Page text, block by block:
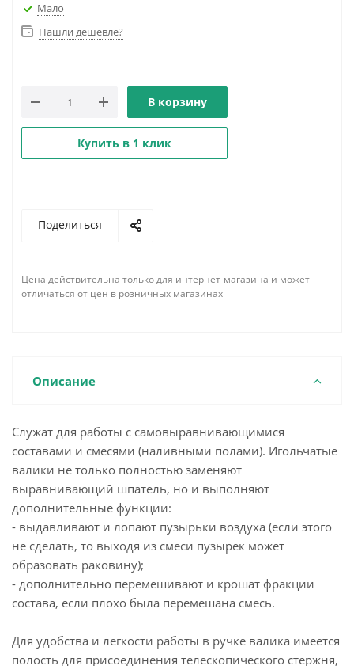
Мало
Нашли дешевле?
В корзину
Купить в 1 клик
Поделиться
Цена действительна только для интернет-магазина и может
отличаться от цен в розничных магазинах
Описание
Служат для работы с самовыравнивающимися
составами и смесями (наливными полами). Игольчатые
валики не только полностью заменяют
выравнивающий шпатель, но и выполняют
дополнительные функции:
- выдавливают и лопают пузырьки воздуха (если этого
не сделать, то выходя из смеси пузырек может
образовать раковину);
- дополнительно перемешивают и крошат фракции
состава, если плохо была перемешана смесь.
Для удобства и легкости работы в ручке валика имеется
полость для присоединения телескопического стержня,